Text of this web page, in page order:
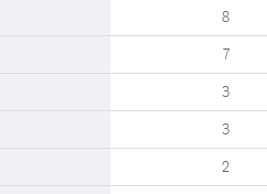
8
7
3
3
2